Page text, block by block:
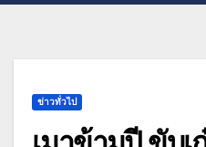
ข่าวทั่วไป